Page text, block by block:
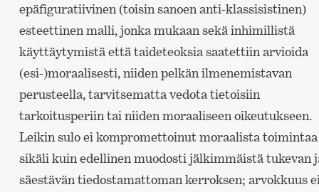
epäfiguratiivinen (toisin sanoen anti-klassisistinen)
esteettinen malli, jonka mukaan sekä inhimillistä
käyttäytymistä että taideteoksia saatettiin arvioida
(esi-)moraalisesti, niiden pelkän ilmenemistavan
perusteella, tarvitsematta vedota tietoisiin
tarkoitusperiin tai niiden moraaliseen oikeutukseen.
Leikin sulo ei kompromettoinut moraalista toimintaa
sikäli kuin edellinen muodosti jälkimmäistä tukevan
säestävän tiedostamattoman kerroksen; arvokkuus